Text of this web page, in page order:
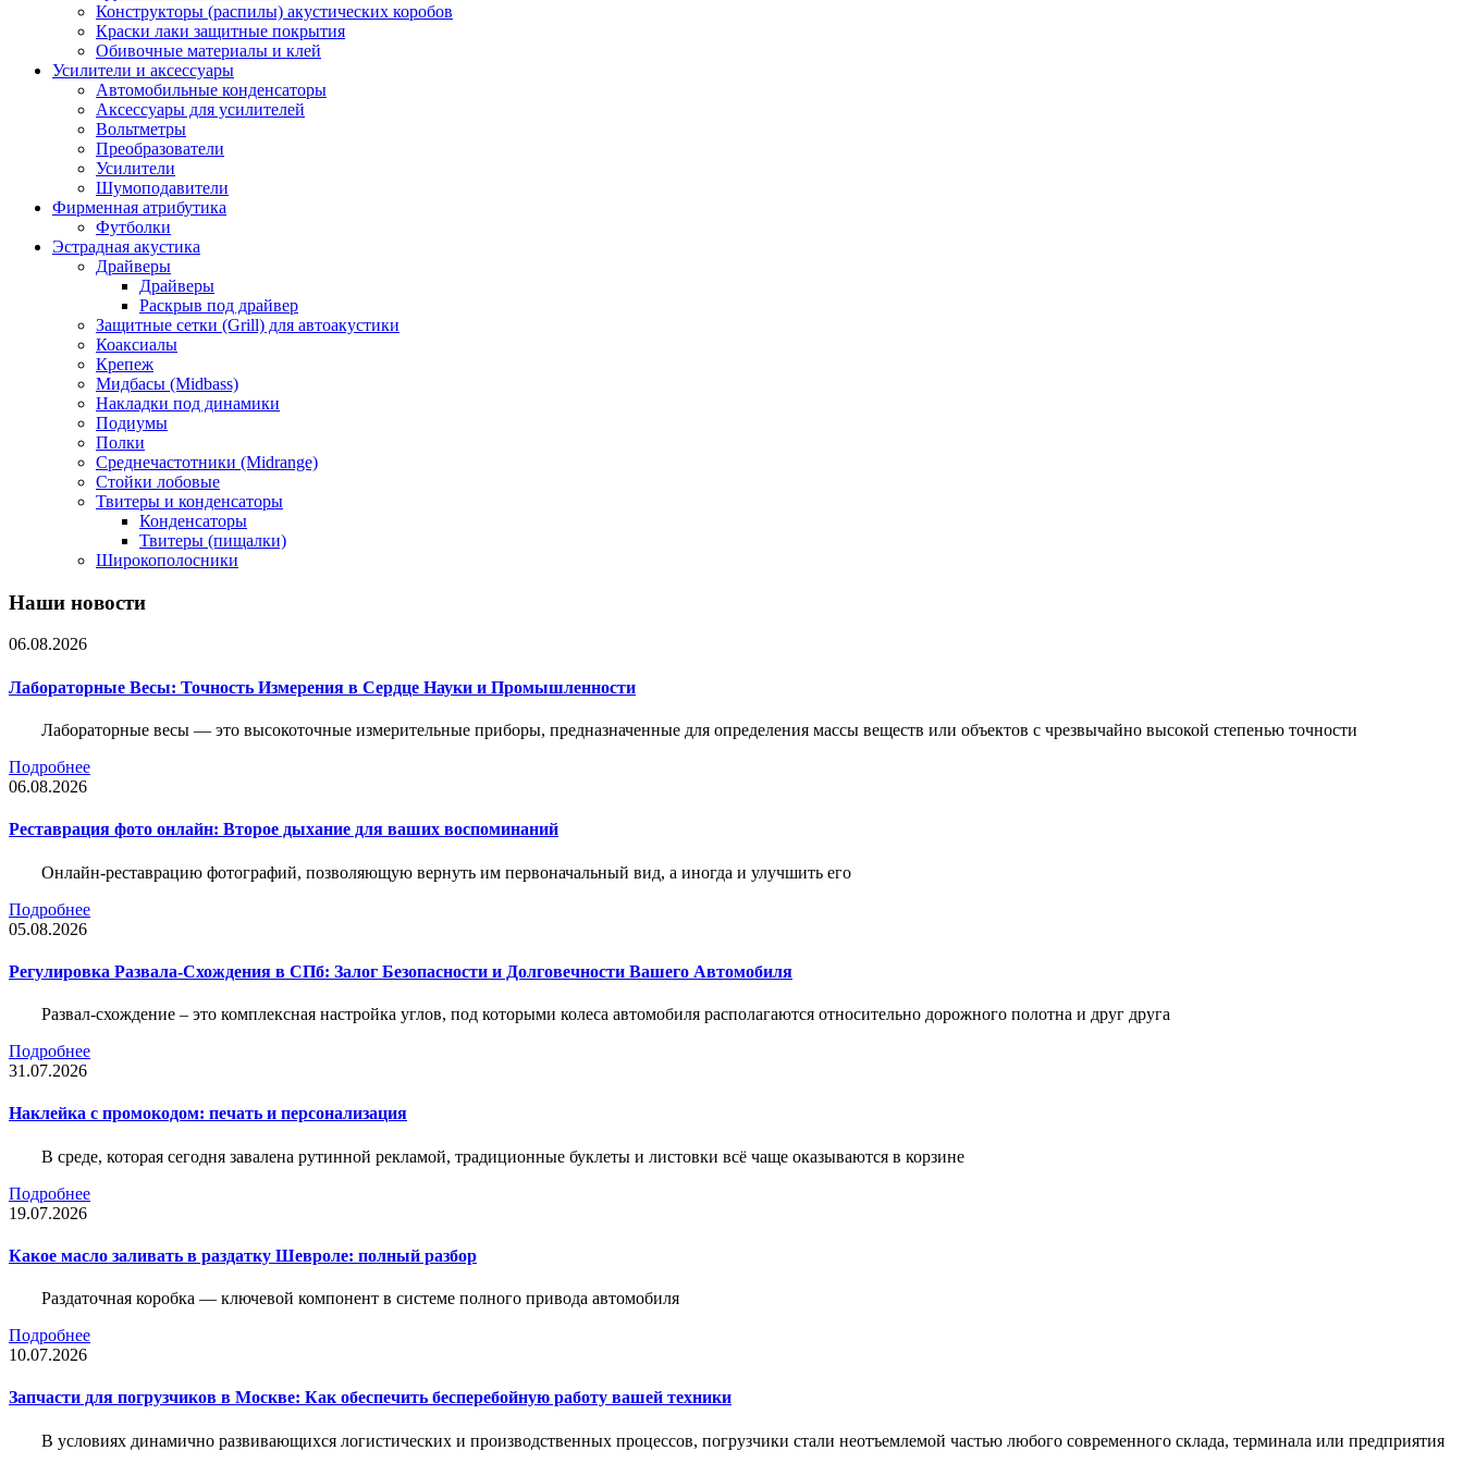
Конструкторы (распилы) акустических коробов
Краски лаки защитные покрытия
Обивочные материалы и клей
Усилители и аксессуары
Автомобильные конденсаторы
Аксессуары для усилителей
Вольтметры
Преобразователи
Усилители
Шумоподавители
Фирменная атрибутика
Футболки
Эстрадная акустика
Драйверы
Драйверы
Раскрыв под драйвер
Защитные сетки (Grill) для автоакустики
Коаксиалы
Крепеж
Мидбасы (Midbass)
Накладки под динамики
Подиумы
Полки
Среднечастотники (Midrange)
Стойки лобовые
Твитеры и конденсаторы
Конденсаторы
Твитеры (пищалки)
Широкополосники
Наши новости
06.08.2026
Лабораторные Весы: Точность Измерения в Сердце Науки и Промышленности
Лабораторные весы — это высокоточные измерительные приборы, предназначенные для определения массы веществ или объектов с чрезвычайно высокой степенью точности
Подробнее
06.08.2026
Реставрация фото онлайн: Второе дыхание для ваших воспоминаний
Онлайн-реставрацию фотографий, позволяющую вернуть им первоначальный вид, а иногда и улучшить его
Подробнее
05.08.2026
Регулировка Развала-Схождения в СПб: Залог Безопасности и Долговечности Вашего Автомобиля
Развал-схождение – это комплексная настройка углов, под которыми колеса автомобиля располагаются относительно дорожного полотна и друг друга
Подробнее
31.07.2026
Наклейка c промокодом: печать и персонализация
В среде, которая сегодня завалена рутинной рекламой, традиционные буклеты и листовки всё чаще оказываются в корзине
Подробнее
19.07.2026
Какое масло заливать в раздатку Шевроле: полный разбор
Раздаточная коробка — ключевой компонент в системе полного привода автомобиля
Подробнее
10.07.2026
Запчасти для погрузчиков в Москве: Как обеспечить бесперебойную работу вашей техники
В условиях динамично развивающихся логистических и производственных процессов, погрузчики стали неотъемлемой частью любого современного склада, терминала или предприятия